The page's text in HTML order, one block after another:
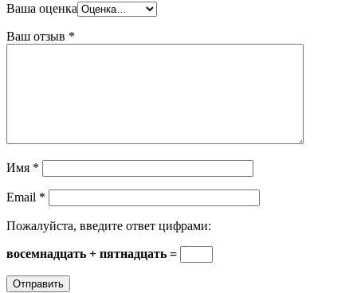
Ваша оценка
Ваш отзыв *
Имя *
Email *
Пожалуйста, введите ответ цифрами:
восемнадцать + пятнадцать =